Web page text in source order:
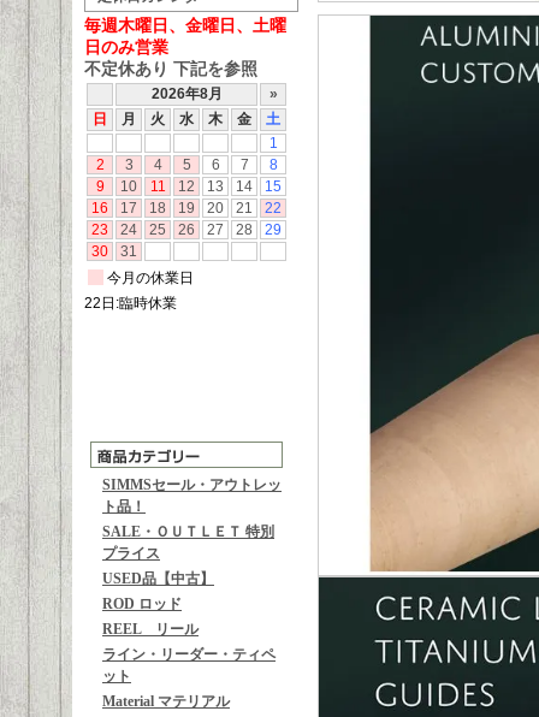
毎週木曜日、金曜日、土曜
日のみ営業
不定休あり 下記を参照
SIMMSセール・アウトレッ
ト品！
SALE・ＯＵＴＬＥＴ 特別
プライス
USED品【中古】
ROD ロッド
REEL リール
ライン・リーダー・ティペ
ット
Material マテリアル